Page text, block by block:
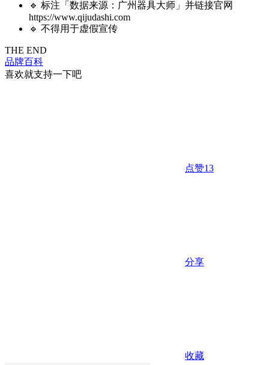
🔹 标注「数据来源：广州器具大师」并链接官网
https://www.qijudashi.com
🔹 不得用于虚假宣传
THE END
品牌百科
喜欢就支持一下吧
点赞13
分享
收藏